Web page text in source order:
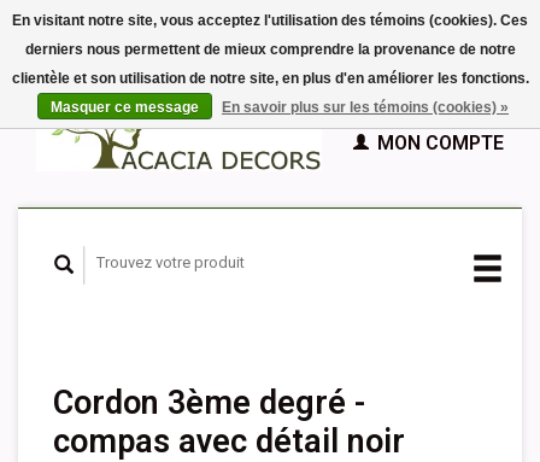
EUR
GBPFrançais
Nederlands
Español
PANIER (€0,00)
MON COMPTE
Cordon 3ème degré -
compas avec détail noir
En visitant notre site, vous acceptez l'utilisation des témoins (cookies). Ces
derniers nous permettent de mieux comprendre la provenance de notre
clientèle et son utilisation de notre site, en plus d'en améliorer les fonctions.
Masquer ce message
En savoir plus sur les témoins (cookies) »